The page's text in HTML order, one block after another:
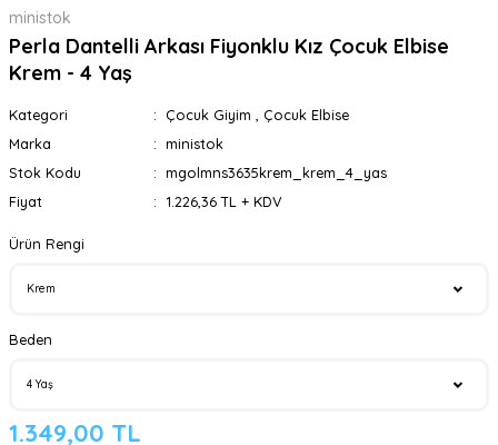
ministok
Perla Dantelli Arkası Fiyonklu Kız Çocuk Elbise
Krem - 4 Yaş
Kategori Çocuk Giyim
Çocuk Elbise
Marka
ministok
Stok Kodu
mgolmns3635krem_krem_4_yas
Fiyat
1.226,36 TL + KDV
Ürün Rengi
Beden
1.349,00 TL